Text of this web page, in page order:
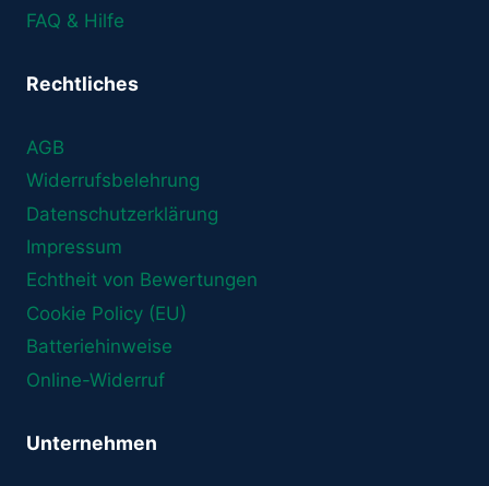
FAQ & Hilfe
Rechtliches
AGB
Widerrufsbelehrung
Datenschutzerklärung
Impressum
Echtheit von Bewertungen
Cookie Policy (EU)
Batteriehinweise
Online-Widerruf
Unternehmen